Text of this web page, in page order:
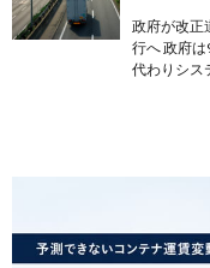
政府が改正
行へ 政府
代わりシス